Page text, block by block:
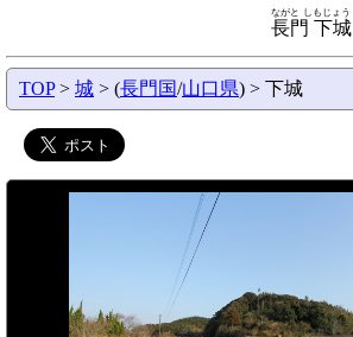
長門 下城
ながと しもじょう
TOP> 城 > (長門国/山口県) > 下城